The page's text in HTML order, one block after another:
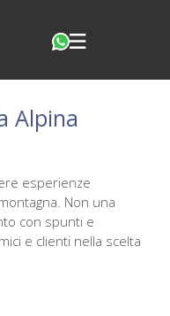
Alpina
esperienze
Non una
con spunti e
e clienti nella scelta